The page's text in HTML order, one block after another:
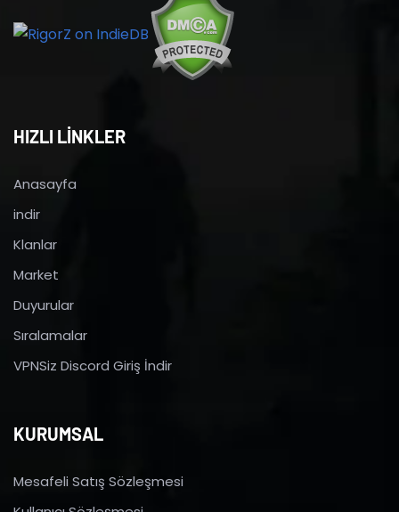
HIZLI LİNKLER
Anasayfa
indir
Klanlar
Market
Duyurular
Sıralamalar
VPNSiz Discord Giriş İndir
KURUMSAL
Mesafeli Satış Sözleşmesi